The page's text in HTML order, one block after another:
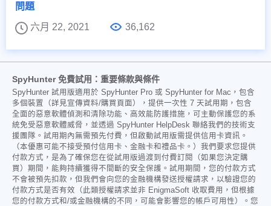
問題
六月 22, 2021
36,162
SpyHunter 免費試用：重要條款與條件
SpyHunter 試用版適用於 SpyHunter Pro 或 SpyHunter for Mac，包含
多個裝置（詳見宣傳資料/購買頁面），提供一次性 7 天試用期，包含
全面的惡意軟體偵測和清除功能、高效能防護措施，可主動保護您的系
統免受惡意軟體威脅，並透過 SpyHunter HelpDesk 聯絡我們的技術支
援團隊。試用期內無需預先付費，但啟動試用版需提供信用卡資訊。
（本優惠可能不接受預付信用卡、金融卡和禮品卡。）我們要求您提供
付款方式，是為了確保您在從試用版過渡到付費訂閱（如果您決定購
買）期間，能夠持續獲得不間斷的安全保護。試用期間，您的付款方式
不會被預先扣款，但我們會向您的金融機構發送授權請求，以驗證您的
付款方式是否有效（此類授權請求並非 EnigmaSoft 收取費用，但根據
您的付款方式和/或金融機構的不同，可能會影響您的帳戶可用性）。您